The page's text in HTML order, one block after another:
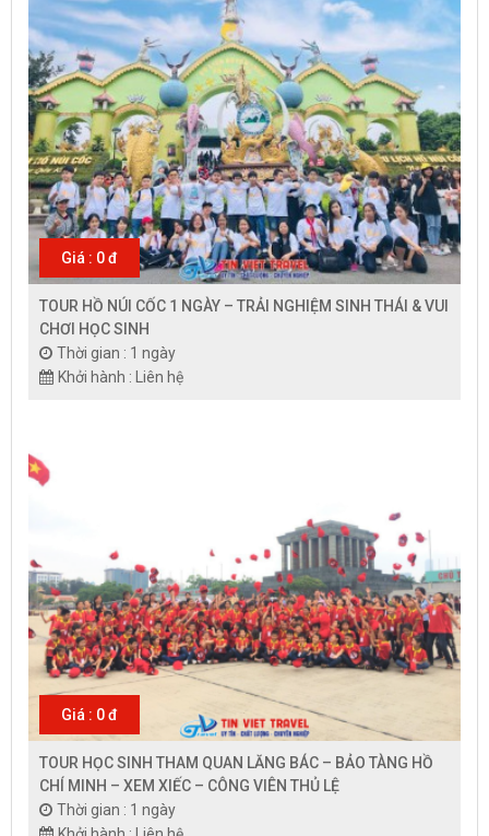
Giá : 0 đ
TOUR HỒ NÚI CỐC 1 NGÀY – TRẢI NGHIỆM SINH THÁI & VUI
CHƠI HỌC SINH
Thời gian : 1 ngày
Khởi hành : Liên hệ
Giá : 0 đ
TOUR HỌC SINH THAM QUAN LĂNG BÁC – BẢO TÀNG HỒ
CHÍ MINH – XEM XIẾC – CÔNG VIÊN THỦ LỆ
Thời gian : 1 ngày